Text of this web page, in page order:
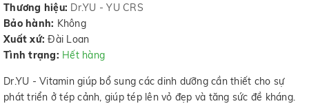
Thương hiệu: Dr.YU - YU CRS
Bảo hành: Không
Xuất xứ: Đài Loan
Tình trạng: Hết hàng
Dr.YU - Vitamin giúp bổ sung các dinh dưỡng cần thiết cho sự
phát triển ở tép cảnh, giúp tép lên vỏ đẹp và tăng sức đề kháng.